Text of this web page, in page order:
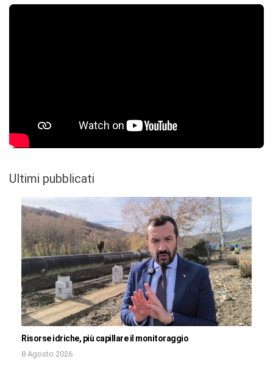
Ultimi pubblicati
Risorse idriche, più capillare il monitoraggio
8 Agosto 2026